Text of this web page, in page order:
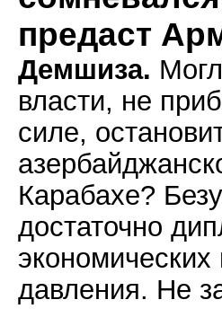
предаст
Демшиза.
власти, не
силе,
Карабахе?
достаточно
давления. Не